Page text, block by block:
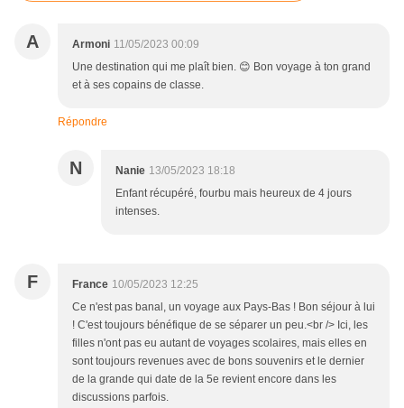
A Armoni 11/05/2023 00:09
Une destination qui me plaît bien. 😊 Bon voyage à ton grand
et à ses copains de classe.
Répondre
N Nanie 13/05/2023 18:18
Enfant récupéré, fourbu mais heureux de 4 jours
intenses.
F France 10/05/2023 12:25
Ce n'est pas banal, un voyage aux Pays-Bas ! Bon séjour à lui
! C'est toujours bénéfique de se séparer un peu.<br /> Ici, les
filles n'ont pas eu autant de voyages scolaires, mais elles en
sont toujours revenues avec de bons souvenirs et le dernier
de la grande qui date de la 5e revient encore dans les
discussions parfois.